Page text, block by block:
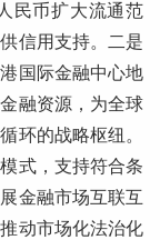
民币扩大流通范
信用支持。二是
国际金融中心地
融资源，为全球
环的战略枢纽。
式，支持符合条
金融市场互联互
动市场化法治化